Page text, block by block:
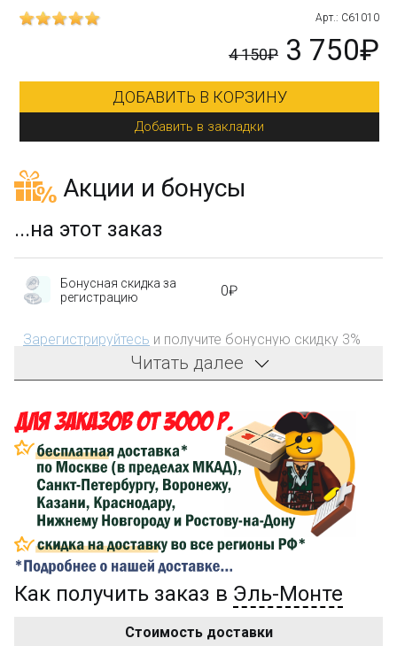
Арт.: C61010
4 150₽ 3 750₽
ДОБАВИТЬ В КОРЗИНУ
Добавить в закладки
Акции и бонусы
...на этот заказ
Бонусная скидка за
регистрацию
0₽
Зарегистрируйтесь и получите бонусную скидку 3%
на первый заказ!
затрат на доставку
Сделайте заказ на сумму не менее 3 000₽, оплатите
его на карту Сбербанка и получите 150₽ на
компенсацию доставки.
...на следующий заказ
Золотая скидка
персональная
10%
Читать далее
Как получить заказ в Эль-Монте
Стоимость доставки